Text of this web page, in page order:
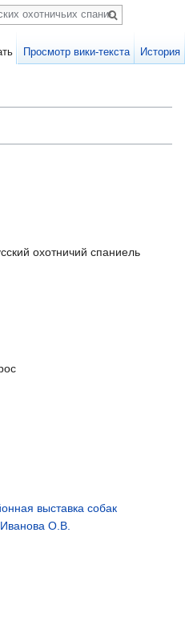
охотничий спаниель
выставка собак
Иванова О.В.
Просмотр вики-текста История